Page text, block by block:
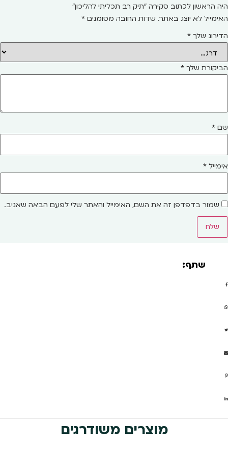
היה הראשון לכתוב סקירה “תיק רב תכליתי להליכון”
האימייל לא יוצג באתר. שדות החובה מסומנים *
הדירוג שלך *
הביקורת שלך *
שם *
אימייל *
שמור בדפדפן זה את השם, האימייל והאתר שלי לפעם הבאה שאגיב.
שתף:
מוצרים משודרגים